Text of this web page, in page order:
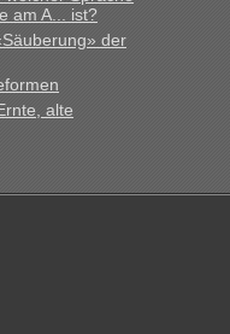
am A... ist?
der
alte